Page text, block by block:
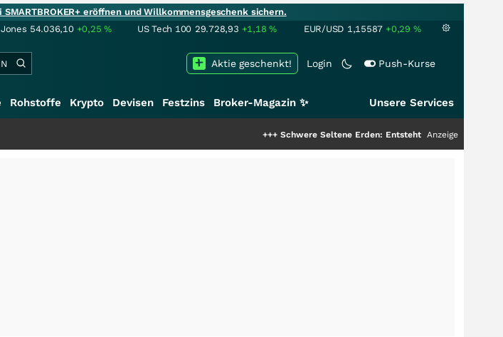
eröffnen und Willkommensgeschenk sichern.
54.036,10 +0,25% US Tech 100 29.728,93 +1,18% EUR/USD 1,15587 +0,29 %
Login Push-Kurse
Aktie geschenkt!
Rohstoffe Krypto Devisen Festzins Broker-Magazin ✨ Unsere Services
Schwere Seltene Erden: Entsteht hier die nächste
Anzeige